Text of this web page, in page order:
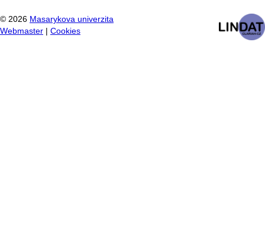
© 2026 Masarykova univerzita
Webmaster
Cookies